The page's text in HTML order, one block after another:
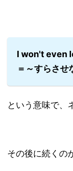
I won't even
＝～すらさせ
という意味で、
その後に続くの